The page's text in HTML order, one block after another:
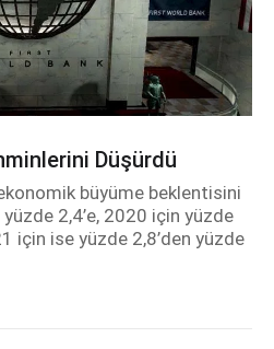
Düşürdü
büyüme beklentisini
2,4’e, 2020 için yüzde
için ise yüzde 2,8’den yüzde